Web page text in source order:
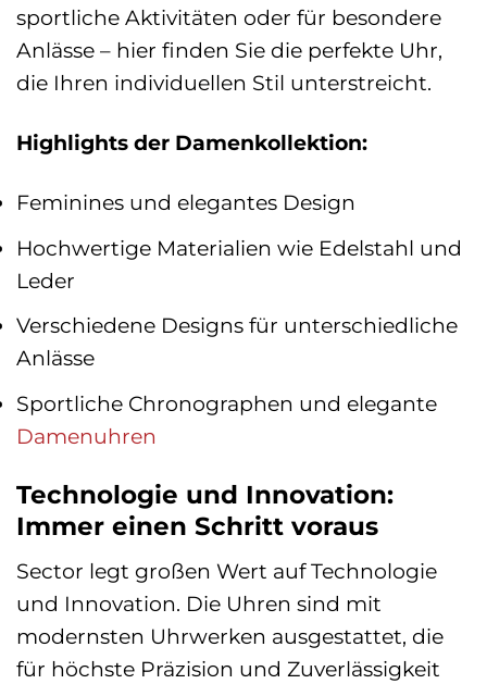
sportliche Aktivitäten oder für besondere
Anlässe – hier finden Sie die perfekte Uhr,
die Ihren individuellen Stil unterstreicht.
Highlights der Damenkollektion:
Feminines und elegantes Design
Hochwertige Materialien wie Edelstahl und
Leder
Verschiedene Designs für unterschiedliche
Anlässe
Sportliche Chronographen und elegante
Damenuhren
Technologie und Innovation:
Immer einen Schritt voraus
Sector legt großen Wert auf Technologie
und Innovation. Die Uhren sind mit
modernsten Uhrwerken ausgestattet, die
für höchste Präzision und Zuverlässigkeit